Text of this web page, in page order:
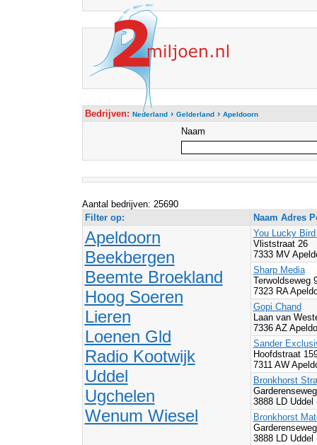
Bedrijven: Nederland› Gelderland› Apeldoorn
Naam
Aantal bedrijven: 25690
Filter op:
Naam Adres
Apeldoorn
Beekbergen
Beemte Broekland
Hoog Soeren
Lieren
Loenen Gld
Radio Kootwijk
Uddel
Ugchelen
Wenum Wiesel
You Lucky
Vliststraat 26
7333 MV
Sharp Media
Terwoldseweg
7323 RA
Gopi Chand
Laan van
7336 AZ
Sander
Hoofdstraat
7311 AW
Bronkhorst
3888 LD Uddel
Bronkhorst
3888 LD Uddel